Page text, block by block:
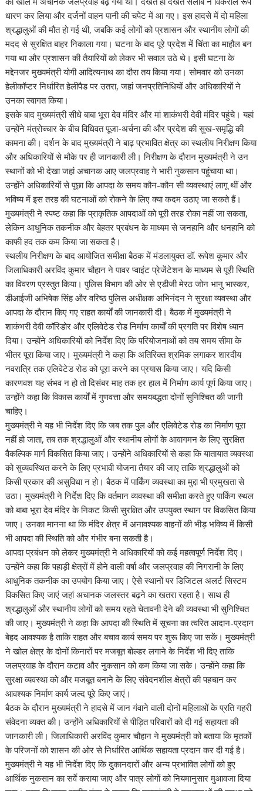
धारण कर लिया और दर्जनों वाहन पानी की चपेट में आ गए। इस हादसे में दो महिला
श्रद्धालुओं की मौत हो गई थी, जबकि कई लोगों को प्रशासन और स्थानीय लोगों की
मदद से सुरक्षित बाहर निकाला गया। घटना के बाद पूरे प्रदेश में चिंता का माहौल बन
गया था और प्रशासन की तैयारियों को लेकर भी सवाल उठे थे। इसी घटना के
मद्देनजर मुख्यमंत्री योगी आदित्यनाथ का दौरा तय किया गया। सोमवार को उनका
हेलीकॉप्टर निर्धारित हेलीपैड पर उतरा, जहां जनप्रतिनिधियों और अधिकारियों ने
उनका स्वागत किया।
इसके बाद मुख्यमंत्री सीधे बाबा भूरा देव मंदिर और मां शाकंभरी देवी मंदिर पहुंचे। यहां
उन्होंने मंत्रोच्चार के बीच विधिवत पूजा-अर्चना की और प्रदेश की सुख-समृद्धि की
कामना की। दर्शन के बाद मुख्यमंत्री ने बाढ़ प्रभावित क्षेत्र का स्थलीय निरीक्षण किया
और अधिकारियों से मौके पर ही जानकारी ली। निरीक्षण के दौरान मुख्यमंत्री ने उन
स्थानों को भी देखा जहां अचानक आए जलप्रवाह ने भारी नुकसान पहुंचाया था।
उन्होंने अधिकारियों से पूछा कि आपदा के समय कौन-कौन सी व्यवस्थाएं लागू थीं और
भविष्य में इस तरह की घटनाओं को रोकने के लिए क्या कदम उठाए जा सकते हैं।
मुख्यमंत्री ने स्पष्ट कहा कि प्राकृतिक आपदाओं को पूरी तरह रोका नहीं जा सकता,
लेकिन आधुनिक तकनीक और बेहतर प्रबंधन के माध्यम से जनहानि और धनहानि को
काफी हद तक कम किया जा सकता है।
स्थलीय निरीक्षण के बाद आयोजित समीक्षा बैठक में मंडलायुक्त डॉ. रूपेश कुमार और
जिलाधिकारी अरविंद कुमार चौहान ने पावर प्वाइंट प्रेजेंटेशन के माध्यम से पूरी स्थिति
का विवरण प्रस्तुत किया। पुलिस विभाग की ओर से एडीजी मेरठ जोन भानु भास्कर,
डीआईजी अभिषेक सिंह और वरिष्ठ पुलिस अधीक्षक अभिनंदन ने सुरक्षा व्यवस्था और
आपदा के दौरान किए गए राहत कार्यों की जानकारी दी। बैठक में मुख्यमंत्री ने
शाकंभरी देवी कॉरिडोर और एलिवेटेड रोड निर्माण कार्यों की प्रगति पर विशेष ध्यान
दिया। उन्होंने अधिकारियों को निर्देश दिए कि परियोजनाओं को तय समय सीमा के
भीतर पूरा किया जाए। मुख्यमंत्री ने कहा कि अतिरिक्त श्रमिक लगाकर शारदीय
नवरात्रि तक एलिवेटेड रोड को पूरा करने का प्रयास किया जाए। यदि किसी
कारणवश यह संभव न हो तो दिसंबर माह तक हर हाल में निर्माण कार्य पूर्ण किया जाए।
उन्होंने कहा कि विकास कार्यों में गुणवत्ता और समयबद्धता दोनों सुनिश्चित की जानी
चाहिए।
मुख्यमंत्री ने यह भी निर्देश दिए कि जब तक पुल और एलिवेटेड रोड का निर्माण पूरा
नहीं हो जाता, तब तक श्रद्धालुओं और स्थानीय लोगों के आवागमन के लिए सुरक्षित
वैकल्पिक मार्ग विकसित किया जाए। उन्होंने अधिकारियों से कहा कि यातायात व्यवस्था
को सुव्यवस्थित करने के लिए प्रभावी योजना तैयार की जाए ताकि श्रद्धालुओं को
किसी प्रकार की असुविधा न हो। बैठक में पार्किंग व्यवस्था का मुद्दा भी प्रमुखता से
उठा। मुख्यमंत्री ने निर्देश दिए कि वर्तमान व्यवस्था की समीक्षा करते हुए पार्किंग स्थल
को बाबा भूरा देव मंदिर के निकट किसी सुरक्षित और उपयुक्त स्थान पर विकसित किया
जाए। उनका मानना था कि मंदिर क्षेत्र में अनावश्यक वाहनों की भीड़ भविष्य में किसी
भी आपदा की स्थिति को और गंभीर बना सकती है।
आपदा प्रबंधन को लेकर मुख्यमंत्री ने अधिकारियों को कई महत्वपूर्ण निर्देश दिए।
उन्होंने कहा कि पहाड़ी क्षेत्रों में होने वाली वर्षा और जलप्रवाह की निगरानी के लिए
आधुनिक तकनीक का उपयोग किया जाए। ऐसे स्थानों पर डिजिटल अलर्ट सिस्टम
विकसित किए जाएं जहां अचानक जलस्तर बढ़ने का खतरा रहता है। साथ ही
श्रद्धालुओं और स्थानीय लोगों को समय रहते चेतावनी देने की व्यवस्था भी सुनिश्चित
की जाए। मुख्यमंत्री ने कहा कि आपदा की स्थिति में सूचना का त्वरित आदान-प्रदान
बेहद आवश्यक है ताकि राहत और बचाव कार्य समय पर शुरू किए जा सकें। मुख्यमंत्री
ने खोल क्षेत्र के दोनों किनारों पर मजबूत बोल्डर लगाने के निर्देश भी दिए ताकि
जलप्रवाह के दौरान कटाव और नुकसान को कम किया जा सके। उन्होंने कहा कि
सुरक्षा व्यवस्था को और मजबूत बनाने के लिए संवेदनशील क्षेत्रों की पहचान कर
आवश्यक निर्माण कार्य जल्द पूरे किए जाएं।
बैठक के दौरान मुख्यमंत्री ने हादसे में जान गंवाने वाली दोनों महिलाओं के प्रति गहरी
संवेदना व्यक्त की। उन्होंने अधिकारियों से पीड़ित परिवारों को दी गई सहायता की
जानकारी ली। जिलाधिकारी अरविंद कुमार चौहान ने मुख्यमंत्री को बताया कि मृतकों
के परिजनों को शासन की ओर से निर्धारित आर्थिक सहायता प्रदान कर दी गई है।
मुख्यमंत्री ने यह भी निर्देश दिए कि दुकानदारों और अन्य प्रभावित लोगों को हुए
आर्थिक नुकसान का सर्वे कराया जाए और पात्र लोगों को नियमानुसार मुआवजा दिया